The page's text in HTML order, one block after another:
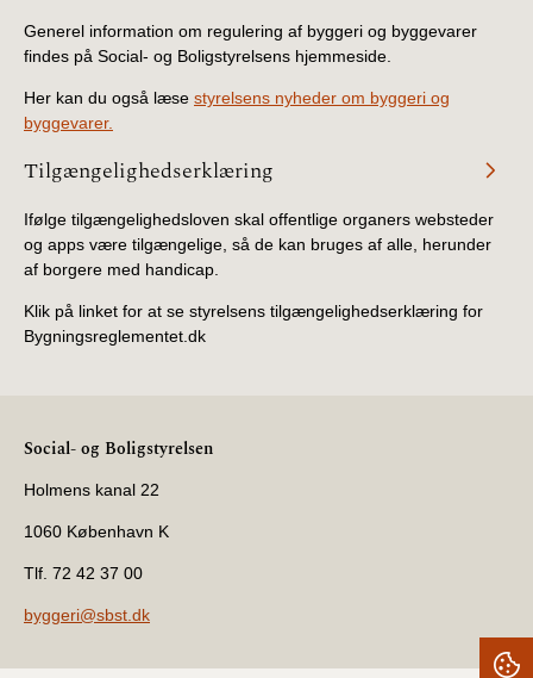
Generel information om regulering af byggeri og byggevarer
findes på Social- og Boligstyrelsens hjemmeside.
Her kan du også læse styrelsens nyheder om byggeri og
byggevarer.
Tilgængelighedserklæring
Ifølge tilgængelighedsloven skal offentlige organers websteder
og apps være tilgængelige, så de kan bruges af alle, herunder
af borgere med handicap.
Klik på linket for at se styrelsens tilgængelighedserklæring for
Bygningsreglementet.dk
Social- og Boligstyrelsen
Holmens kanal 22
1060 København K
Tlf. 72 42 37 00
byggeri@sbst.dk